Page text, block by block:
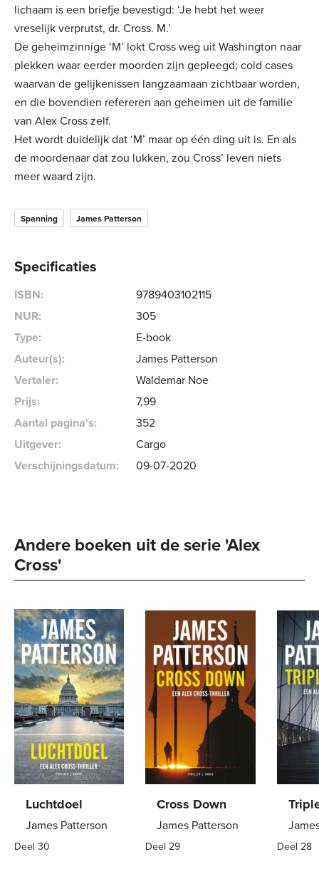
lichaam is een briefje bevestigd: ‘Je hebt het weer
vreselijk verprutst, dr. Cross. M.’
De geheimzinnige ‘M’ lokt Cross weg uit Washington naar
plekken waar eerder moorden zijn gepleegd; cold cases
waarvan de gelijkenissen langzaamaan zichtbaar worden,
en die bovendien refereren aan geheimen uit de familie
van Alex Cross zelf.
Het wordt duidelijk dat ‘M’ maar op één ding uit is. En als
de moordenaar dat zou lukken, zou Cross’ leven niets
meer waard zijn.
Spanning James Patterson
Specificaties
ISBN:
9789403102115
NUR:
305
Type:
E-book
Auteur(s):
James Patterson
Vertaler:
Waldemar Noe
Prijs:
7,99
Aantal pagina's:
352
Uitgever:
Cargo
Verschijningsdatum:
09-07-2020
Andere boeken uit de serie 'Alex
Cross'
Luchtdoel
James Patterson
Deel 30
Cross Down
James Patterson
Deel 29 Deel 28